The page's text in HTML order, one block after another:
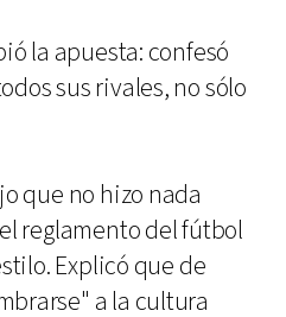
la apuesta: confesó
sus rivales, no sólo
que no hizo nada
reglamento del fútbol
Explicó que de
a la cultura